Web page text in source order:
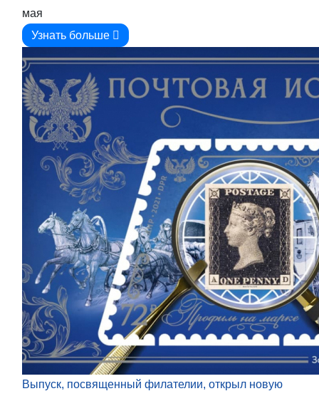
мая
Узнать больше
Выпуск, посвященный филателии, открыл новую